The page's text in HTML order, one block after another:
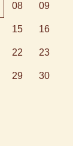
08 09
15 16
22 23
29 30